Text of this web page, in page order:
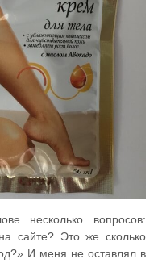
несколько вопросов:
сайте? Это же сколько
И меня не оставлял в